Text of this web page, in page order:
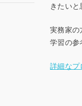
きたいと
実務家の
学習の参
詳細なプ